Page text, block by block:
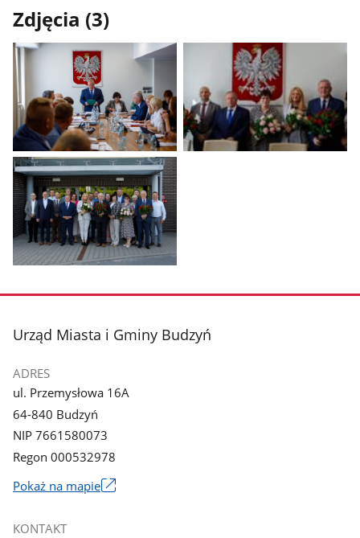
Zdjęcia (3)
Pokaż
zdjęcie
1
z
galerii.
galerii.
stopka
Urząd Miasta i Gminy Budzyń
ADRES
ul. Przemysłowa 16A
64-840 Budzyń
NIP 7661580073
Regon 000532978
Pokaż na mapieLink
KONTAKT